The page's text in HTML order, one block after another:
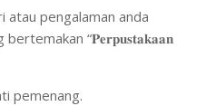
atau pengalaman anda
bertemakan “𝐏𝐞𝐫𝐩𝐮𝐬𝐭𝐚𝐤𝐚𝐚𝐧
pemenang.